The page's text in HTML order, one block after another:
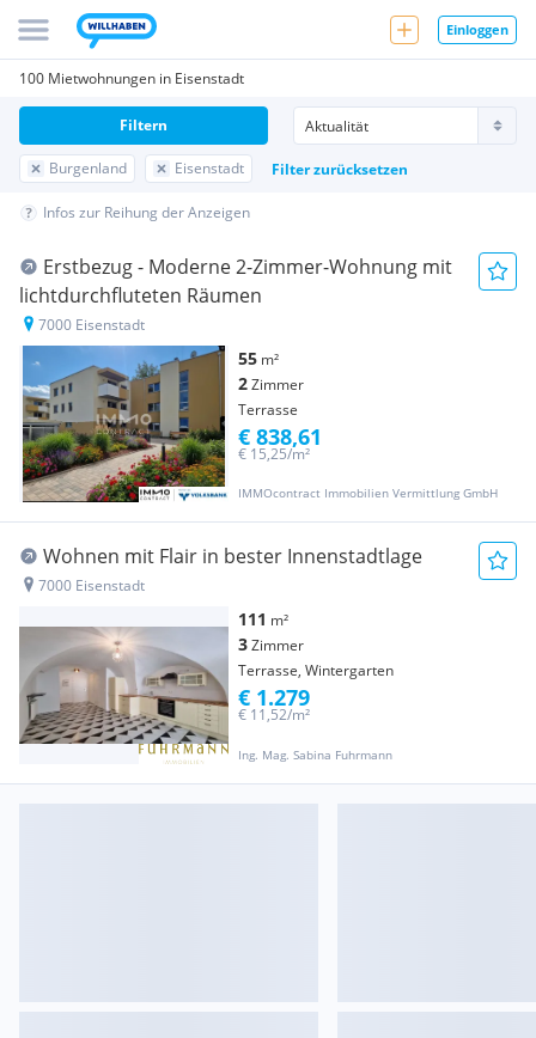
Einloggen
100 Mietwohnungen in Eisenstadt
Burgenland Eisenstadt Filter zurücksetzen
Filtern
Infos zur Reihung der Anzeigen
Erstbezug - Moderne 2-Zimmer-Wohnung mit
lichtdurchfluteten Räumen
7000 Eisenstadt
55 m²
2Zimmer
Terrasse
IMMOcontract Immobilien Vermittlung GmbH
€ 15,25/m²
€ 838,61
Wohnen mit Flair in bester Innenstadtlage
7000 Eisenstadt
111 m²
3Zimmer
Terrasse, Wintergarten
Ing. Mag. Sabina Fuhrmann
€ 11,52/m²
€ 1.279